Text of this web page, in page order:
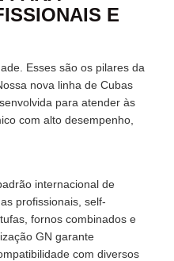
E
Esses são os pilares da
nova linha de Cubas
para atender às
com alto desempenho,
internacional de
profissionais, self-
fornos combinados e
GN garante
com diversos